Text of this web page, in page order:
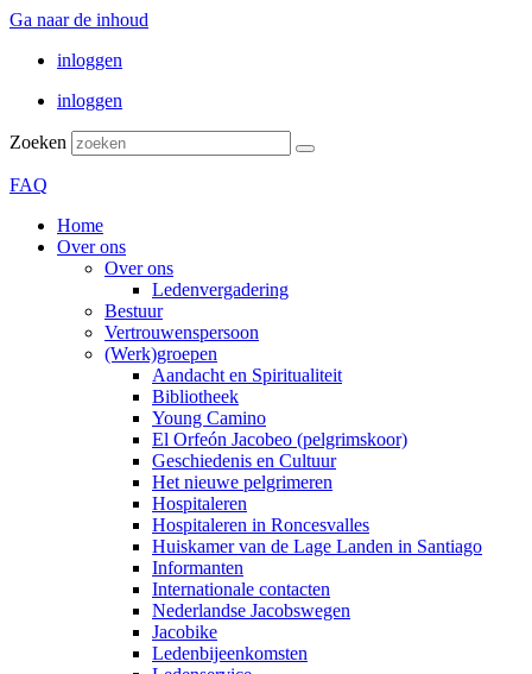
Ga naar de inhoud
inloggen
inloggen
Zoeken
FAQ
Home
Over ons
Over ons
Ledenvergadering
Bestuur
Vertrouwenspersoon
(Werk)groepen
Aandacht en Spiritualiteit
Bibliotheek
Young Camino
El Orfeón Jacobeo (pelgrimskoor)
Geschiedenis en Cultuur
Het nieuwe pelgrimeren
Hospitaleren
Hospitaleren in Roncesvalles
Huiskamer van de Lage Landen in Santiago
Informanten
Internationale contacten
Nederlandse Jacobswegen
Jacobike
Ledenbijeenkomsten